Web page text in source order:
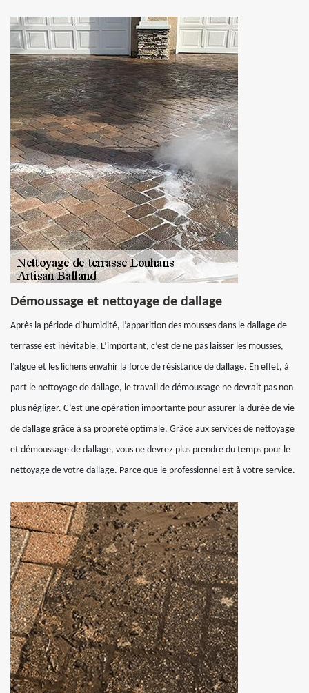
Démoussage et nettoyage de dallage
Après la période d’humidité, l’apparition des mousses dans le dallage de
terrasse est inévitable. L’important, c’est de ne pas laisser les mousses,
l’algue et les lichens envahir la force de résistance de dallage. En effet, à
part le nettoyage de dallage, le travail de démoussage ne devrait pas non
plus négliger. C’est une opération importante pour assurer la durée de vie
de dallage grâce à sa propreté optimale. Grâce aux services de nettoyage
et démoussage de dallage, vous ne devrez plus prendre du temps pour le
nettoyage de votre dallage. Parce que le professionnel est à votre service.